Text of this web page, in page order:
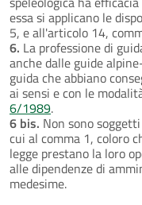
essa si applicano le
5, e all'articolo 14,
6. La professione di
anche dalle guide
guida che abbiano
ai sensi e con le
6/1989.
6 bis. Non sono
cui al comma 1, coloro
legge prestano la loro
alle dipendenze di
medesime.